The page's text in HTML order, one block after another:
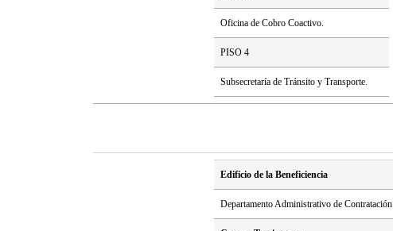
Oficina de Cobro Coactivo.
PISO 4
Subsecretaría de Tránsito y Transporte.
Edificio de la Beneficiencia
Departamento Administrativo de Contratación